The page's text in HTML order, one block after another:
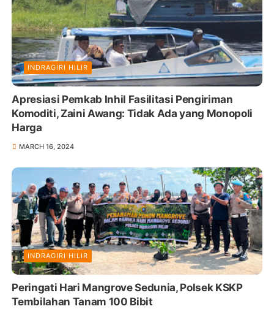
INDRAGIRI HILIR
Apresiasi Pemkab Inhil Fasilitasi Pengiriman
Komoditi, Zaini Awang: Tidak Ada yang Monopoli
Harga
MARCH 16, 2024
INDRAGIRI HILIR
Peringati Hari Mangrove Sedunia, Polsek KSKP
Tembilahan Tanam 100 Bibit